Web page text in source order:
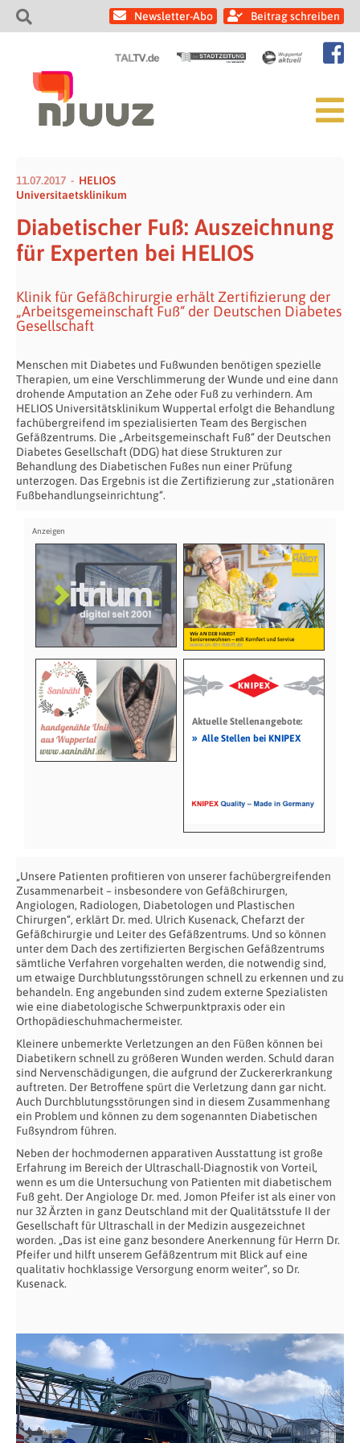
Newsletter-Abo Beitrag schreiben
11.07.2017
HELIOS
Universitaetsklinikum
Diabetischer Fuß: Auszeichnung
für Experten bei HELIOS
Klinik für Gefäßchirurgie erhält Zertifizierung der
„Arbeitsgemeinschaft Fuß“ der Deutschen Diabetes
Gesellschaft
Menschen mit Diabetes und Fußwunden benötigen spezielle
Therapien, um eine Verschlimmerung der Wunde und eine dann
drohende Amputation an Zehe oder Fuß zu verhindern. Am
HELIOS Universitätsklinikum Wuppertal erfolgt die Behandlung
fachübergreifend im spezialisierten Team des Bergischen
Gefäßzentrums. Die „Arbeitsgemeinschaft Fuß“ der Deutschen
Diabetes Gesellschaft (DDG) hat diese Strukturen zur
Behandlung des Diabetischen Fußes nun einer Prüfung
unterzogen. Das Ergebnis ist die Zertifizierung zur „stationären
Fußbehandlungseinrichtung“.
Aktuelle Stellenangebote:
» Alle Stellen bei KNIPEX
„Unsere Patienten profitieren von unserer fachübergreifenden
Zusammenarbeit – insbesondere von Gefäßchirurgen,
Angiologen, Radiologen, Diabetologen und Plastischen
Chirurgen“, erklärt Dr. med. Ulrich Kusenack, Chefarzt der
Gefäßchirurgie und Leiter des Gefäßzentrums. Und so können
unter dem Dach des zertifizierten Bergischen Gefäßzentrums
sämtliche Verfahren vorgehalten werden, die notwendig sind,
um etwaige Durchblutungsstörungen schnell zu erkennen und zu
behandeln. Eng angebunden sind zudem externe Spezialisten
wie eine diabetologische Schwerpunktpraxis oder ein
Orthopädieschuhmachermeister.
Kleinere unbemerkte Verletzungen an den Füßen können bei
Diabetikern schnell zu größeren Wunden werden. Schuld daran
sind Nervenschädigungen, die aufgrund der Zuckererkrankung
auftreten. Der Betroffene spürt die Verletzung dann gar nicht.
Auch Durchblutungsstörungen sind in diesem Zusammenhang
ein Problem und können zu dem sogenannten Diabetischen
Fußsyndrom führen.
Neben der hochmodernen apparativen Ausstattung ist große
Erfahrung im Bereich der Ultraschall-Diagnostik von Vorteil,
wenn es um die Untersuchung von Patienten mit diabetischem
Fuß geht. Der Angiologe Dr. med. Jomon Pfeifer ist als einer von
nur 32 Ärzten in ganz Deutschland mit der Qualitätsstufe II der
Gesellschaft für Ultraschall in der Medizin ausgezeichnet
worden. „Das ist eine ganz besondere Anerkennung für Herrn Dr.
Pfeifer und hilft unserem Gefäßzentrum mit Blick auf eine
qualitativ hochklassige Versorgung enorm weiter“, so Dr.
Kusenack.